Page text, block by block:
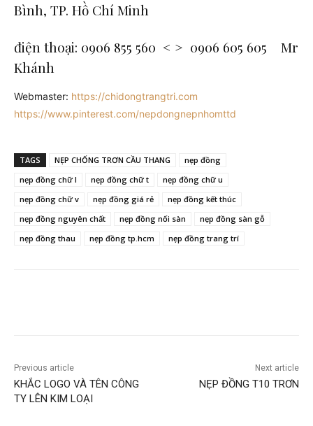
Bình, TP. Hồ Chí Minh
điện thoại: 0906 855 560 < > 0906 605 605 Mr
Khánh
Webmaster: https://chidongtrangtri.com
https://www.pinterest.com/nepdongnepnhomttd
TAGS NẸP CHỐNG TRƠN CẦU THANG
nẹp đồng
nẹp đồng chữ l
nẹp đồng chữ t
nẹp đồng chữ u
nẹp đồng chữ v
nẹp đồng giá rẻ
nẹp đồng kết thúc
nẹp đồng nguyên chất
nẹp đồng nối sàn
nẹp đồng sàn gỗ
nẹp đồng thau
nẹp đồng tp.hcm nẹp đồng trang trí
Previous article
KHẮC LOGO VÀ TÊN CÔNG
TY LÊN KIM LOẠI
Next article
NẸP ĐỒNG T10 TRƠN